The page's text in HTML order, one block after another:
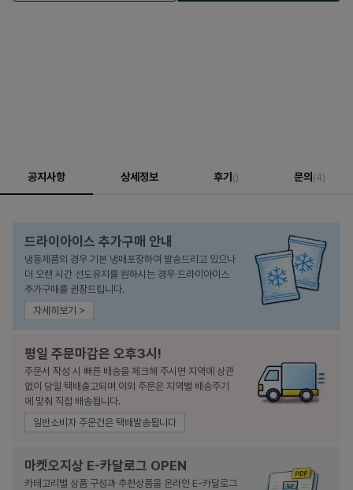
공지사항 상세정보 후기 () 문의 (4)
드라이아이스 추가구매 안내
냉동제품의 경우 기본 냉매포장하여 발송드리고 있으나
더 오랜 시간 선도유지를 원하시는 경우 드라이아이스
추가구매를 권장드립니다.
자세히보기 >
평일 주문마감은 오후3시!
주문서 작성 시 빠른 배송을 체크해 주시면 지역에 상관
없이 당일 택배출고되며 이외 주문은 지역별 배송주기
에 맞춰 직접 배송됩니다.
일반소비자 주문건은 택배발송됩니다
마켓오지상 E-카달로그 OPEN
카테고리별 상품 구성과 추천상품을 온라인 E-카달로그